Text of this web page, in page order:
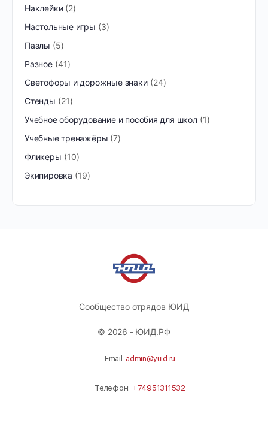
Наклейки 2
Настольные игры
3
Пазлы
5
Разное 41
Светофоры и дорожные знаки
24
Стенды
21
Учебное оборудование и пособия для школ 1
Учебные тренажёры 7
Фликеры
10
Экипировка
19
Сообщество отрядов ЮИД
© 2026 - ЮИД.РФ
Email: admin@yuid.ru
Телефон: +74951311532